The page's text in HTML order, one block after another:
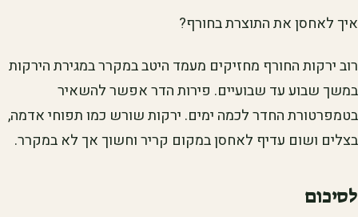
איך לאחסן את התוצרת בחורף?
רוב ירקות החורף מחזיקים מעמד היטב במקרר במגירת הירקות
במשך שבוע עד שבועיים. פירות הדר אפשר להשאיר
בטמפרטורת החדר לכמה ימים. ירקות שורש כמו תפוחי אדמה,
בצלים ושום עדיף לאחסן במקום קריר וחשוך אך לא במקרר.
לסיכום